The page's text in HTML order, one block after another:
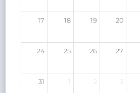
17 18 19 20
24 25 26 27
31 1 2 3